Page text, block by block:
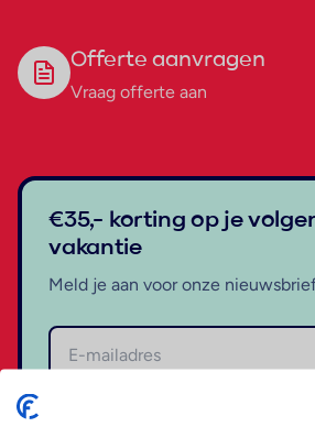
Offerte aanvragen
Vraag offerte aan
€35,- korting op je
vakantie
Meld je aan voor onze